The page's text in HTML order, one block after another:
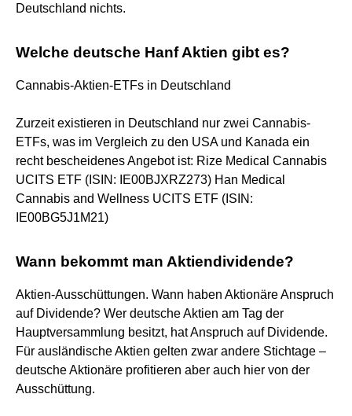
Deutschland nichts.
Welche deutsche Hanf Aktien gibt es?
Cannabis-Aktien-ETFs in Deutschland
Zurzeit existieren in Deutschland nur zwei Cannabis-
ETFs, was im Vergleich zu den USA und Kanada ein
recht bescheidenes Angebot ist: Rize Medical Cannabis
UCITS ETF (ISIN: IE00BJXRZ273) Han Medical
Cannabis and Wellness UCITS ETF (ISIN:
IE00BG5J1M21)
Wann bekommt man Aktiendividende?
Aktien-Ausschüttungen. Wann haben Aktionäre Anspruch
auf Dividende? Wer deutsche Aktien am Tag der
Hauptversammlung besitzt, hat Anspruch auf Dividende.
Für ausländische Aktien gelten zwar andere Stichtage –
deutsche Aktionäre profitieren aber auch hier von der
Ausschüttung.